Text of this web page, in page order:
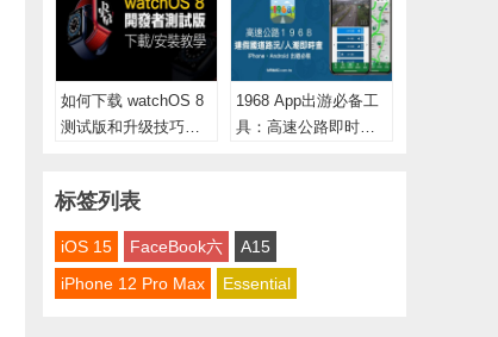
如何下载 watchOS 8
测试版和升级技巧教
1968 App出游必备工
具：高速公路即时路
标签列表
iOS 15 FaceBook六
A15
iPhone 12 Pro Max
Essential